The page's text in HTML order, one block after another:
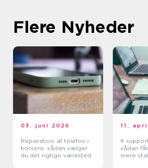
Flere Nyheder
03. juni 2026
Reparation af telefon i
horsens: sådan vælger
du det rigtige værksted
11.
It
sådan
mere